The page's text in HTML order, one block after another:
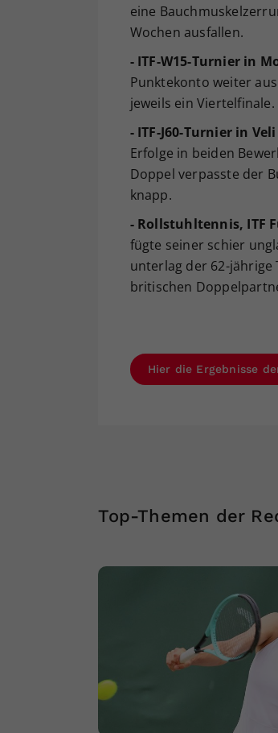
eine
Wochen ausfallen.
- ITF-W15-Turnier in
Punktekonto weiter
jeweils ein Viertelfinale.
- ITF-J60-Turnier in
Erfolge in beiden
Doppel verpasste der
knapp.
- Rollstuhltennis, ITF
fügte seiner schier
unterlag der 62-jährige
britischen
Hier die Ergebnisse
Top-Themen der